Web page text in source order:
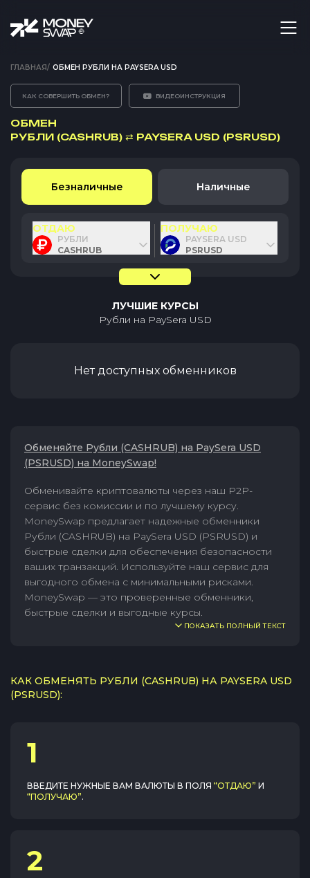
ГЛАВНАЯ/ ОБМЕН РУБЛИ НА PAYSERA USD
КАК СОВЕРШИТЬ ОБМЕН? ВИДЕОИНСТРУКЦИЯ
ОБМЕН
РУБЛИ (CASHRUB) ⇄ PAYSERA USD (PSRUSD)
Безналичные Наличные
ОТДАЮ
РУБЛИ
CASHRUB
ПОЛУЧАЮ
PAYSERA USD
PSRUSD
ЛУЧШИЕ КУРСЫ
Рубли на PaySera USD
Нет доступных обменников
Обменяйте Рубли (CASHRUB) на PaySera USD
(PSRUSD) на MoneySwap!
Обменивайте криптовалюты через наш P2P-
сервис без комиссии и по лучшему курсу.
MoneySwap предлагает надежные обменники
Рубли (CASHRUB) на PaySera USD (PSRUSD) и
быстрые сделки для обеспечения безопасности
ваших транзакций. Используйте наш сервис для
выгодного обмена с минимальными рисками.
MoneySwap — это проверенные обменники,
быстрые сделки и выгодные курсы.
ПОКАЗАТЬ ПОЛНЫЙ ТЕКСТ
КАК ОБМЕНЯТЬ РУБЛИ (CASHRUB) НА PAYSERA USD
(PSRUSD):
1
ВВЕДИТЕ НУЖНЫЕ ВАМ ВАЛЮТЫ В ПОЛЯ “ОТДАЮ” И
“ПОЛУЧАЮ”.
2